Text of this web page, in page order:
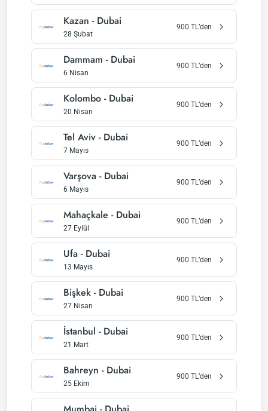
Kazan - Dubai
28 Şubat
900 TL’den
Dammam - Dubai
6 Nisan
900 TL’den
Kolombo - Dubai
20 Nisan
900 TL’den
Tel Aviv - Dubai
7 Mayıs
900 TL’den
Varşova - Dubai
6 Mayıs
900 TL’den
Mahaçkale - Dubai
27 Eylül
900 TL’den
Ufa - Dubai
13 Mayıs
900 TL’den
Bişkek - Dubai
27 Nisan
900 TL’den
İstanbul - Dubai
21 Mart
900 TL’den
Bahreyn - Dubai
25 Ekim
900 TL’den